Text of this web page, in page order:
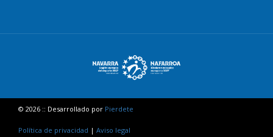
© 2026 :: Desarrollado por Pierdete
Política de privacidad | Aviso legal